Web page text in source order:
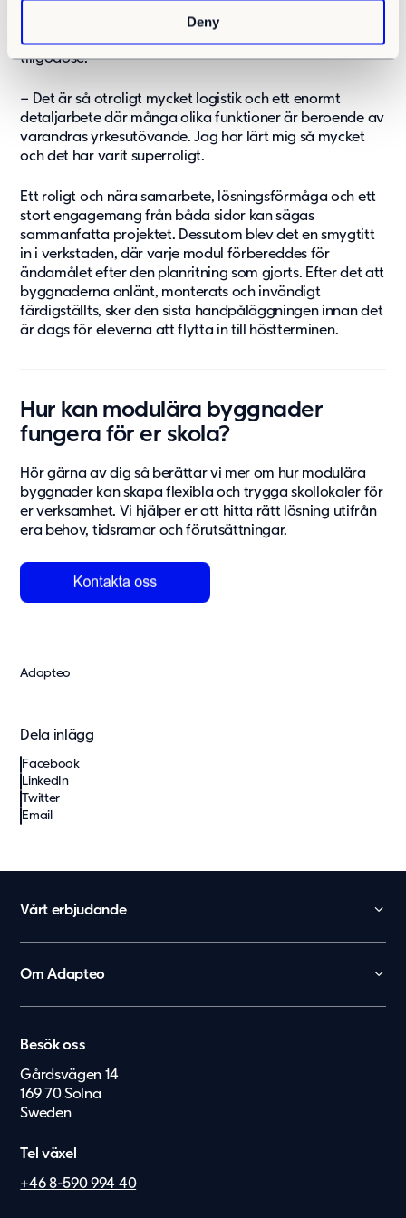
Deny
Eesti Keel
Dansk
Norsk
saker som man såg behövde ändras, vilka Emelie
upplever att Adapteo alltid lyssnat till och försökt att
tillgodose.
– Det är så otroligt mycket logistik och ett enormt
detaljarbete där många olika funktioner är beroende av
varandras yrkesutövande. Jag har lärt mig så mycket
och det har varit superroligt.
Ett roligt och nära samarbete, lösningsförmåga och ett
stort engagemang från båda sidor kan sägas
sammanfatta projektet. Dessutom blev det en smygtitt
in i verkstaden, där varje modul förbereddes för
ändamålet efter den planritning som gjorts. Efter det att
byggnaderna anlänt, monterats och invändigt
färdigställts, sker den sista handpåläggningen innan det
är dags för eleverna att flytta in till höstterminen.
Hur kan modulära byggnader
fungera för er skola?
Hör gärna av dig så berättar vi mer om hur modulära
byggnader kan skapa flexibla och trygga skollokaler för
er verksamhet. Vi hjälper er att hitta rätt lösning utifrån
era behov, tidsramar och förutsättningar.
Adapteo
Dela inlägg
Facebook
LinkedIn
Twitter
Email
Vårt erbjudande
Skola
Förskola
Vårdboende
Vård & hälsa
Säkerhet & försvar
Om Adapteo
Kontakt
Service & felanmälan
Besök oss
Gårdsvägen 14
169 70 Solna
Sweden
Tel växel
+46 8-590 994 40